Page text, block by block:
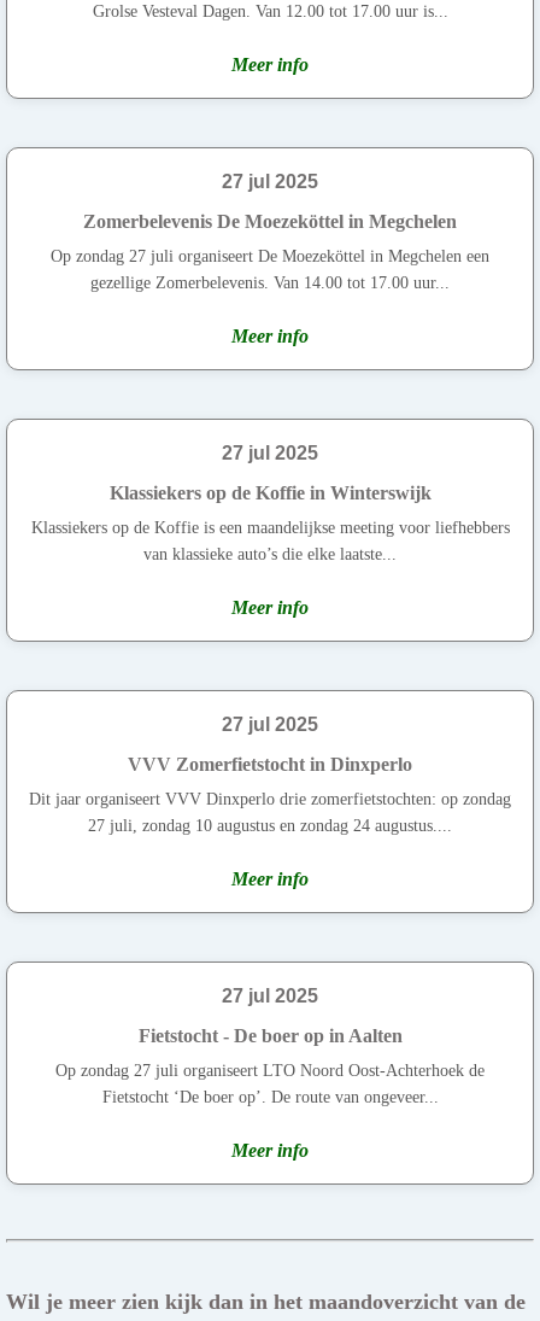
Grolse Vesteval Dagen. Van 12.00 tot 17.00 uur is...
Meer info
27 jul 2025
Zomerbelevenis De Moezeköttel in Megchelen
Op zondag 27 juli organiseert De Moezeköttel in Megchelen een
gezellige Zomerbelevenis. Van 14.00 tot 17.00 uur...
Meer info
27 jul 2025
Klassiekers op de Koffie in Winterswijk
Klassiekers op de Koffie is een maandelijkse meeting voor liefhebbers
van klassieke auto’s die elke laatste...
Meer info
27 jul 2025
VVV Zomerfietstocht in Dinxperlo
Dit jaar organiseert VVV Dinxperlo drie zomerfietstochten: op zondag
27 juli, zondag 10 augustus en zondag 24 augustus....
Meer info
27 jul 2025
Fietstocht - De boer op in Aalten
Op zondag 27 juli organiseert LTO Noord Oost-Achterhoek de
Fietstocht ‘De boer op’. De route van ongeveer...
Meer info
Wil je meer zien kijk dan in het maandoverzicht van de